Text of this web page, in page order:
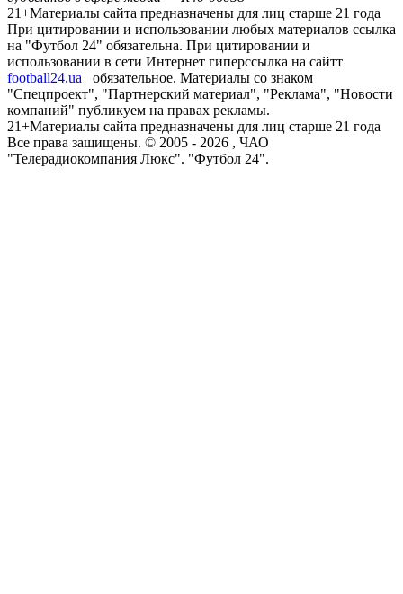
21+Материалы сайта предназначены для лиц старше 21 года
При цитировании и использовании любых материалов ссылка
на "Футбол 24" обязательна. При цитировании и
использовании в сети Интернет гиперссылка на сайтт
football24.ua
обязательное. Материалы со знаком
"Спецпроект", "Партнерский материал", "Реклама", "Новости
компаний" публикуем на правах рекламы.
21+Материалы сайта предназначены для лиц старше 21 года
Все права защищены. © 2005 - 2026 , ЧАО
"Телерадиокомпания Люкс". "Футбол 24".